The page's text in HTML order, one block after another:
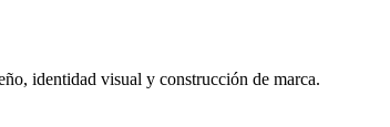
identidad visual y construcción de marca.